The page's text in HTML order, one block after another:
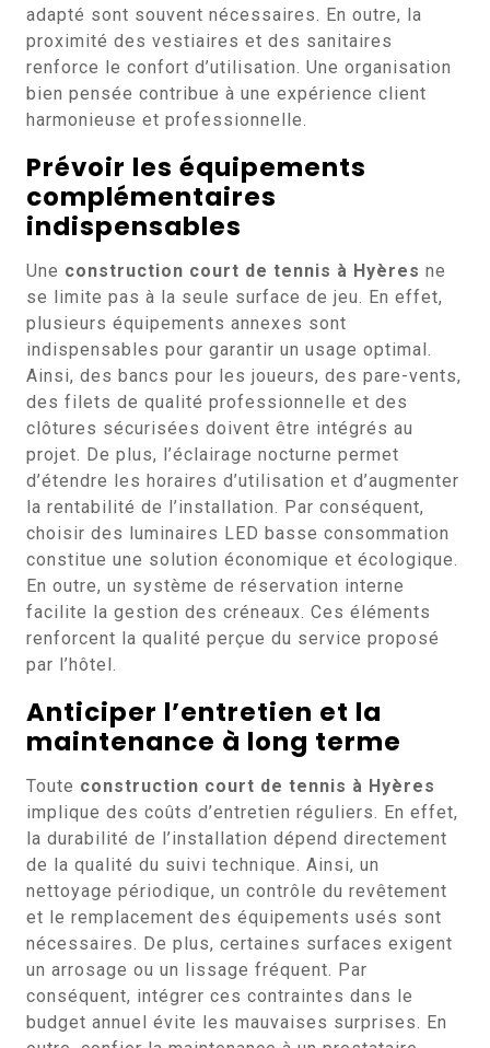
adapté sont souvent nécessaires. En outre, la
proximité des vestiaires et des sanitaires
renforce le confort d’utilisation. Une organisation
bien pensée contribue à une expérience client
harmonieuse et professionnelle.
Prévoir les équipements
complémentaires
indispensables
Une construction court de tennis à Hyères ne
se limite pas à la seule surface de jeu. En effet,
plusieurs équipements annexes sont
indispensables pour garantir un usage optimal.
Ainsi, des bancs pour les joueurs, des pare-vents,
des filets de qualité professionnelle et des
clôtures sécurisées doivent être intégrés au
projet. De plus, l’éclairage nocturne permet
d’étendre les horaires d’utilisation et d’augmenter
la rentabilité de l’installation. Par conséquent,
choisir des luminaires LED basse consommation
constitue une solution économique et écologique.
En outre, un système de réservation interne
facilite la gestion des créneaux. Ces éléments
renforcent la qualité perçue du service proposé
par l’hôtel.
Anticiper l’entretien et la
maintenance à long terme
Toute construction court de tennis à Hyères
implique des coûts d’entretien réguliers. En effet,
la durabilité de l’installation dépend directement
de la qualité du suivi technique. Ainsi, un
nettoyage périodique, un contrôle du revêtement
et le remplacement des équipements usés sont
nécessaires. De plus, certaines surfaces exigent
un arrosage ou un lissage fréquent. Par
conséquent, intégrer ces contraintes dans le
budget annuel évite les mauvaises surprises. En